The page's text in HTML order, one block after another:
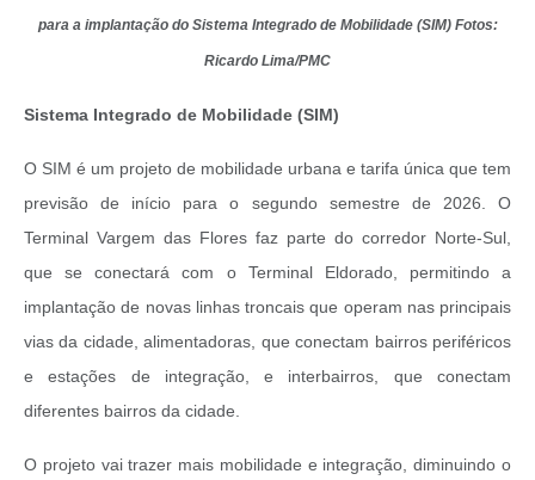
para a implantação do Sistema Integrado de Mobilidade (SIM) Fotos:
Ricardo Lima/PMC
Sistema Integrado de Mobilidade (SIM)
O SIM é um projeto de mobilidade urbana e tarifa única que tem
previsão de início para o segundo semestre de 2026. O
Terminal Vargem das Flores faz parte do corredor Norte-Sul,
que se conectará com o Terminal Eldorado, permitindo a
implantação de novas linhas troncais que operam nas principais
vias da cidade, alimentadoras, que conectam bairros periféricos
e estações de integração, e interbairros, que conectam
diferentes bairros da cidade.
O projeto vai trazer mais mobilidade e integração, diminuindo o